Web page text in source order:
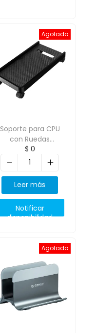
Agotado
Soporte para CPU
con Ruedas
46.0*24.7*4.0
ORICO-CPB2
$ 0
Leer más
Notificar
disponibilidad
Agotado